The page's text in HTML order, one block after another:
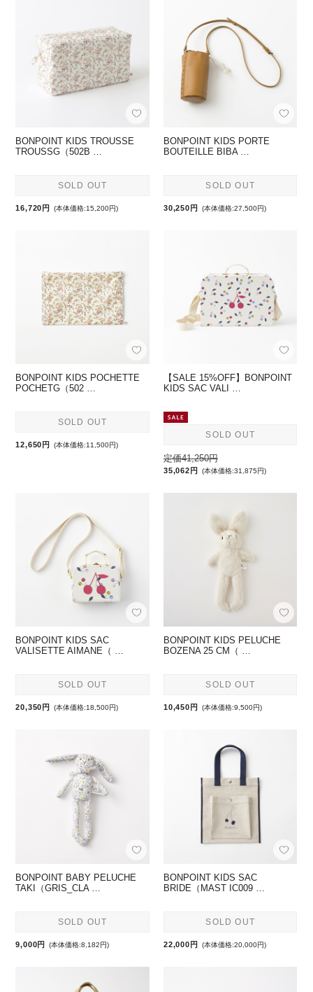
BONPOINT KIDS TROUSSE
TROUSSG（502B …
SOLD OUT
16,720円 (本体価格:15,200円)
BONPOINT KIDS PORTE
BOUTEILLE BIBA …
SOLD OUT
30,250円 (本体価格:27,500円)
BONPOINT KIDS POCHETTE
POCHETG（502 …
SOLD OUT
12,650円 (本体価格:11,500円)
【SALE 15%OFF】BONPOINT
KIDS SAC VALI …
SOLD OUT
定価41,250円
35,062円 (本体価格:31,875円)
BONPOINT KIDS SAC
VALISETTE AIMANE（ …
SOLD OUT
20,350円 (本体価格:18,500円)
BONPOINT KIDS PELUCHE
BOZENA 25 CM（ …
SOLD OUT
10,450円 (本体価格:9,500円)
BONPOINT BABY PELUCHE
TAKI（GRIS_CLA …
SOLD OUT
9,000円 (本体価格:8,182円)
BONPOINT KIDS SAC
BRIDE（MAST IC009 …
SOLD OUT
22,000円 (本体価格:20,000円)